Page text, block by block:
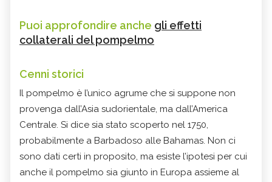
Puoi approfondire anche gli effetti
collaterali del pompelmo
Cenni storici
Il pompelmo è l’unico agrume che si suppone non
provenga dall’Asia sudorientale, ma dall’America
Centrale. Si dice sia stato scoperto nel 1750,
probabilmente a Barbadoso alle Bahamas. Non ci
sono dati certi in proposito, ma esiste l’ipotesi per cui
anche il pompelmo sia giunto in Europa assieme al